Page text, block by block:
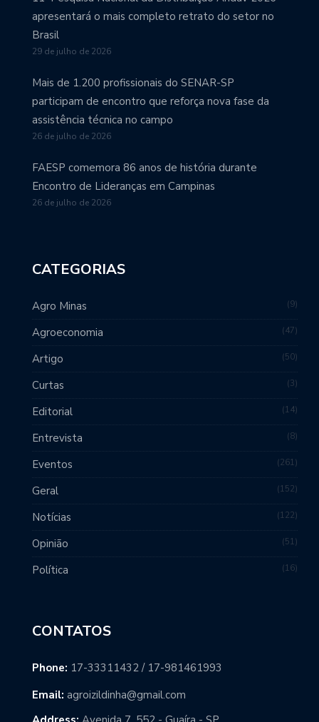
apresentará o mais completo retrato do setor no
Brasil
29 de julho de 2026
Mais de 1.200 profissionais do SENAR-SP
participam de encontro que reforça nova fase da
assistência técnica no campo
26 de julho de 2026
FAESP comemora 86 anos de história durante
Encontro de Lideranças em Campinas
26 de julho de 2026
CATEGORIAS
Agro Minas 9
Agroeconomia 47
Artigo 50
Curtas 3
Editorial 14
Entrevista 8
Eventos 261
Geral 152
Notícias 122
Opinião 51
Política 16
CONTATOS
Phone: 17-33311432 / 17-981461993
Email: agroizildinha@gmail.com